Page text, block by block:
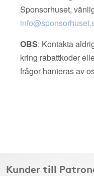
Sponsorhuset,
OBS: Kontakta
kring rabattkoder
frågor hanteras av
Kunder till